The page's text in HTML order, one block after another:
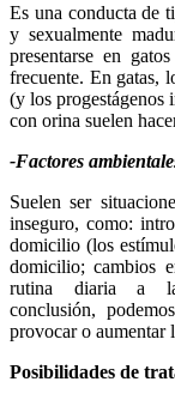
Es una conducta de
y sexualmente
presentarse en
frecuente. En gatas,
(y los progestágenos
con orina suelen
-Factores
Suelen ser
inseguro, como:
domicilio (los
domicilio; cambios
rutina diaria a
conclusión,
provocar o aumentar
Posibilidades de